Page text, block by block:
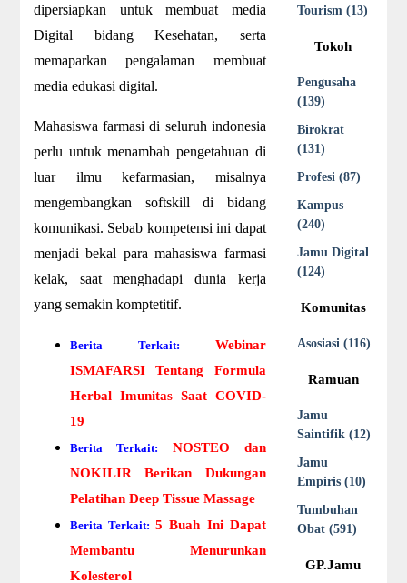
dipersiapkan untuk membuat media
Digital bidang Kesehatan, serta
memaparkan pengalaman membuat
media edukasi digital.
Mahasiswa farmasi di seluruh indonesia
perlu untuk menambah pengetahuan di
luar ilmu kefarmasian, misalnya
mengembangkan softskill di bidang
komunikasi. Sebab kompetensi ini dapat
menjadi bekal para mahasiswa farmasi
kelak, saat menghadapi dunia kerja
yang semakin komptetitif.
Berita Terkait: Webinar
ISMAFARSI Tentang Formula
Herbal Imunitas Saat COVID-
19
Berita Terkait: NOSTEO dan
NOKILIR Berikan Dukungan
Pelatihan Deep Tissue Massage
Berita Terkait: 5 Buah Ini Dapat
Membantu Menurunkan
Kolesterol
Tourism (13)
Tokoh
Pengusaha
(139)
Birokrat
(131)
Profesi (87)
Kampus
(240)
Jamu Digital
(124)
Komunitas
Asosiasi (116)
Ramuan
Jamu
Saintifik (12)
Jamu
Empiris (10)
Tumbuhan
Obat (591)
GP.Jamu